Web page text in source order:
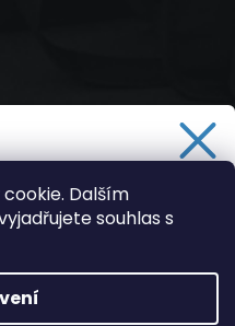
Dalším
souhlas s
. Všechna práva
údajů